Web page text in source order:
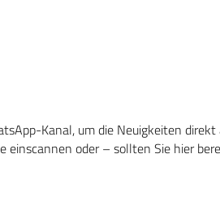
Kanal, um die Neuigkeiten
einscannen oder – sollten Sie hier